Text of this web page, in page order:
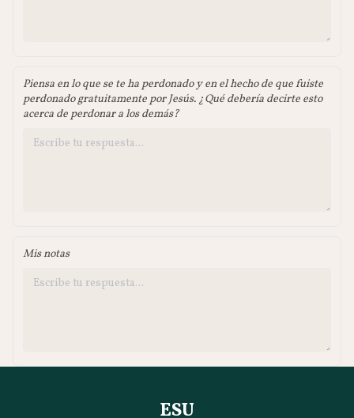
Piensa en lo que se te ha perdonado y en el hecho de que fuiste
perdonado gratuitamente por Jesús. ¿Qué debería decirte esto
acerca de perdonar a los demás?
Mis notas
ESU